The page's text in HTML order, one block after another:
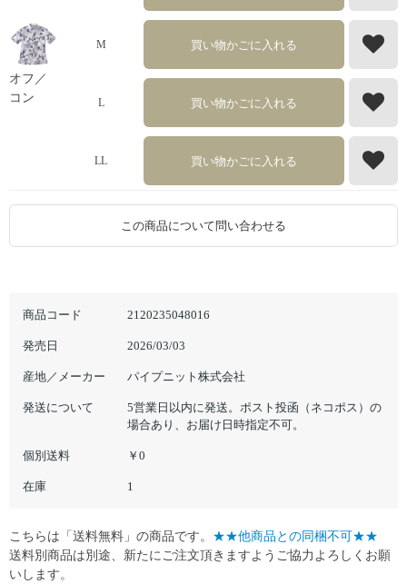
商品コード 2120235048016
発売日 2026/03/03
産地／メーカー パイプニット株式会社
発送について
5営業日以内に発送。ポスト投函（ネコポス）の
場合あり、お届け日時指定不可。
個別送料 ￥0
在庫 1
オフ／
コン
M 買い物かごに入れる
L 買い物かごに入れる
LL 買い物かごに入れる
この商品について問い合わせる
こちらは「送料無料」の商品です。 ★★他商品との同梱不可★★
送料別商品は別途、新たにご注文頂きますようご協力よろしくお願
いします。